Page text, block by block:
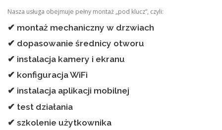
Nasza usługa obejmuje pełny montaż „pod klucz”, czyli:
✔ montaż mechaniczny w drzwiach
✔ dopasowanie średnicy otworu
✔ instalacja kamery i ekranu
✔ konfiguracja WiFi
✔ instalacja aplikacji mobilnej
✔ test działania
✔ szkolenie użytkownika